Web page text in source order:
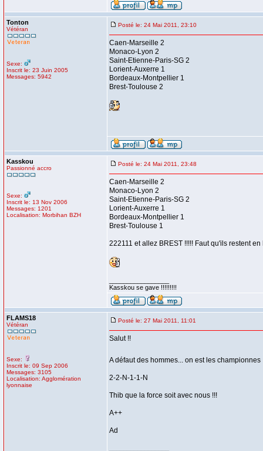
Tonton
Vétéran
Sexe:
Inscrit le: 23 Juin 2005
Messages: 5942
Posté le: 24 Mai 2011, 23:10
Caen-Marseille 2
Monaco-Lyon 2
Saint-Etienne-Paris-SG 2
Lorient-Auxerre 1
Bordeaux-Montpellier 1
Brest-Toulouse 2
Kasskou
Passionné accro
Sexe:
Inscrit le: 13 Nov 2006
Messages: 1201
Localisation: Morbihan BZH
Posté le: 24 Mai 2011, 23:48
Caen-Marseille 2
Monaco-Lyon 2
Saint-Etienne-Paris-SG 2
Lorient-Auxerre 1
Bordeaux-Montpellier 1
Brest-Toulouse 1
222111 et allez BREST !!!!! Faut qu'ils restent en
Kasskou se gave !!!!!!!!!
FLAMS18
Vétéran
Sexe:
Inscrit le: 09 Sep 2006
Messages: 3105
Localisation: Agglomération
lyonnaise
Posté le: 27 Mai 2011, 11:01
Salut !!
A défaut des hommes... on est les championnes
2-2-N-1-1-N
Thib que la force soit avec nous !!!
A++
Ad